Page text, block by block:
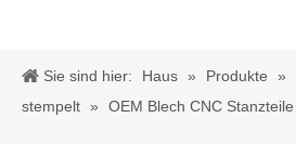
Sie sind hier: Haus » Produkte »
stempelt » OEM Blech CNC Stanzteile